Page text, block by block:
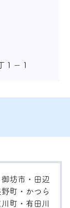
１−１
坊市・田辺
町・かつら
町・有田川